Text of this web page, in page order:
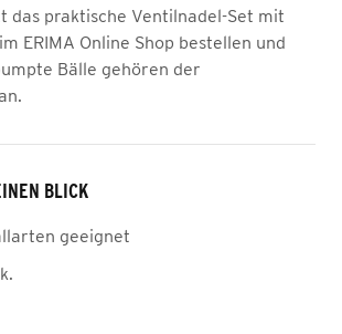
das praktische Ventilnadel-Set mit
ERIMA Online Shop bestellen und
Bälle gehören der
BLICK
geeignet